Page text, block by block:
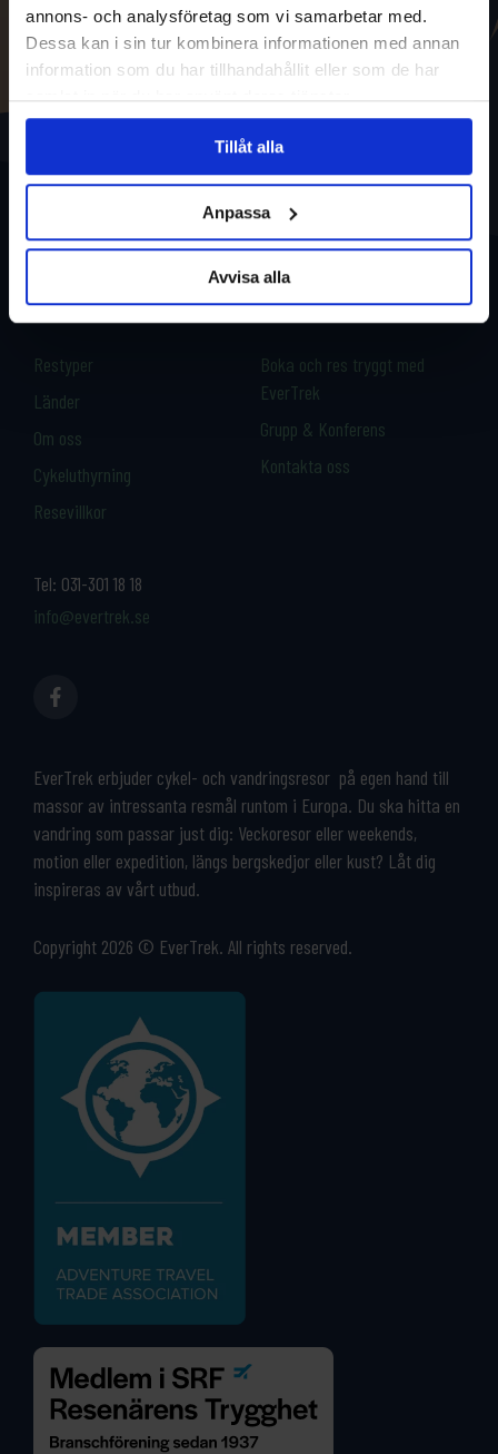
annons- och analysföretag som vi samarbetar med.
Dessa kan i sin tur kombinera informationen med annan
information som du har tillhandahållit eller som de har
samlat in när du har använt deras tjänster.
Tillåt alla
Anpassa
Avvisa alla
Tel: 031-301 18 18
info@evertrek.se
EverTrek erbjuder cykel- och vandringsresor på egen hand till
massor av intressanta resmål runtom i Europa. Du ska hitta en
vandring som passar just dig: Veckoresor eller weekends,
motion eller expedition, längs bergskedjor eller kust? Låt dig
inspireras av vårt utbud.
Copyright 2026 © EverTrek. All rights reserved.
Restyper
Länder
Om oss
Cykeluthyrning
Resevillkor
Boka och res tryggt med
EverTrek
Grupp & Konferens
Kontakta oss